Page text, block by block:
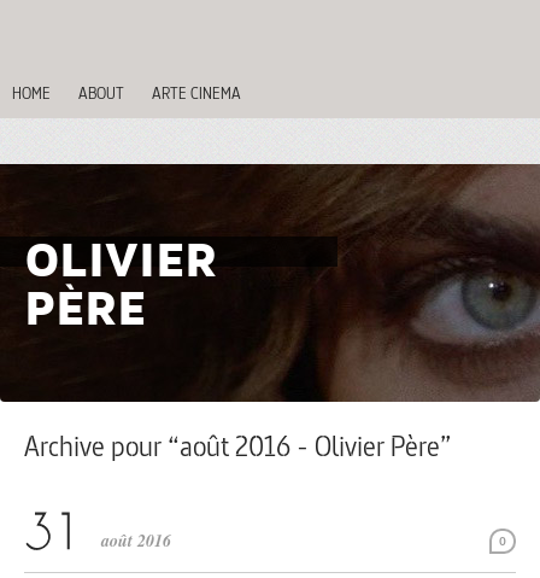
HOME ABOUT ARTE CINEMA
OLIVIER
PÈRE
Archive pour “août 2016 - Olivier Père”
0
août 2016